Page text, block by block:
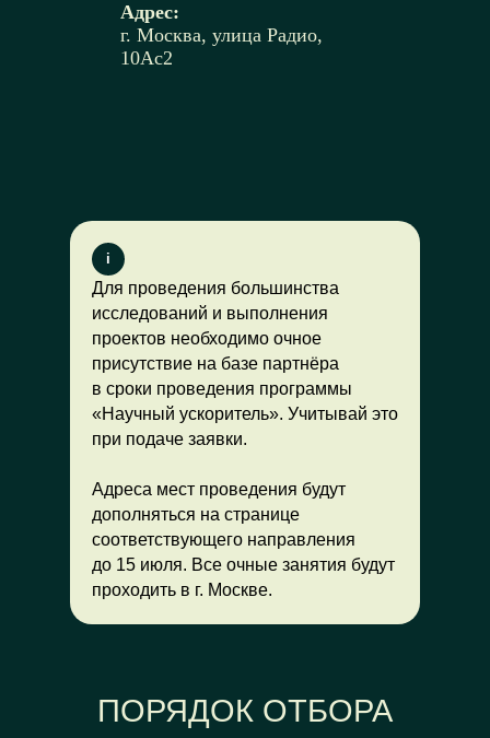
Адрес:
г. Москва, улица Радио,
10Ас2
i
Для проведения большинства
исследований и выполнения
проектов необходимо очное
присутствие на базе партнёра
в сроки проведения программы
«Научный ускоритель». Учитывай это
при подаче заявки.
Адреса мест проведения будут
дополняться на странице
соответствующего направления
до 15 июля. Все очные занятия будут
проходить в г. Москве.
ПОРЯДОК ОТБОРА